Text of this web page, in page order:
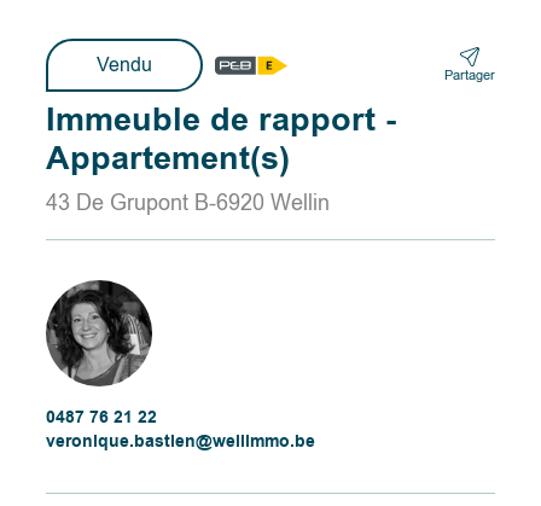
Vendu Partager
Immeuble de rapport -
Appartement(s)
43 De Grupont B-6920 Wellin
0487 76 21 22
veronique.bastien@wellimmo.be